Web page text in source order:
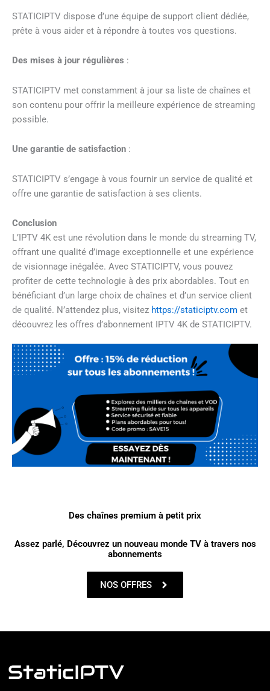
STATICIPTV dispose d’une équipe de support client dédiée,
prête à vous aider et à répondre à toutes vos questions.
Des mises à jour régulières :
STATICIPTV met constamment à jour sa liste de chaînes et
son contenu pour offrir la meilleure expérience de streaming
possible.
Une garantie de satisfaction :
STATICIPTV s’engage à vous fournir un service de qualité et
offre une garantie de satisfaction à ses clients.
Conclusion
L’IPTV 4K est une révolution dans le monde du streaming TV,
offrant une qualité d’image exceptionnelle et une expérience
de visionnage inégalée. Avec STATICIPTV, vous pouvez
profiter de cette technologie à des prix abordables. Tout en
bénéficiant d’un large choix de chaînes et d’un service client
de qualité. N’attendez plus, visitez https://staticiptv.com et
découvrez les offres d’abonnement IPTV 4K de STATICIPTV.
Des chaînes premium à petit prix
Assez parlé, Découvrez un nouveau monde TV à travers nos
abonnements
NOS OFFRES